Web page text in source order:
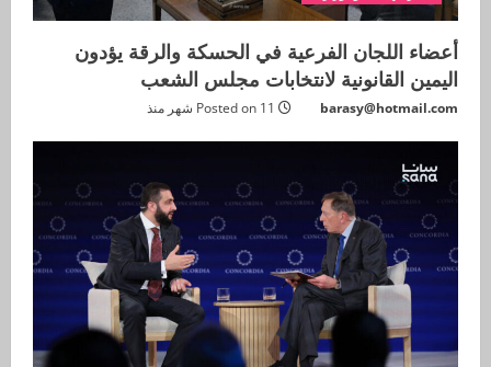
أعضاء اللجان الفرعية في الحسكة والرقة يؤدون
اليمين القانونية لانتخابات مجلس الشعب
barasy@hotmail.com